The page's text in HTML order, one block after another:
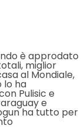
è approdato
miglior
al Mondiale,
lo ha
Pulisic e
e
ha tutto per